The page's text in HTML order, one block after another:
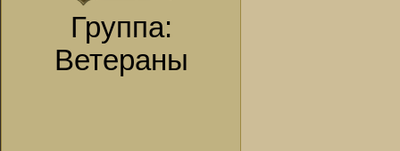
Группа:
Ветераны